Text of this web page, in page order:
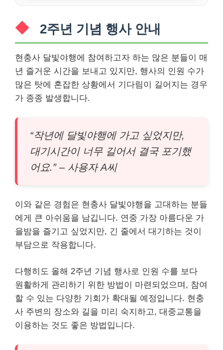
2주년 기념 행사 안내
현충사 달빛야행에 참여하고자 하는 많은 분들이 매
년 즐거운 시간을 보내고 있지만, 행사의 인원 수가
많은 탓에 혼잡한 상황에서 기다림이 길어지는 경우
가 종종 발생합니다.
“작년에 달빛야행에 가고 싶었지만,
대기시간이 너무 길어서 결국 포기했
어요.” – 사용자 A씨
이와 같은 경험은 현충사 달빛야행을 고대하는 분들
에게 큰 아쉬움을 남깁니다. 연중 가장 아름다운 가
을밤을 즐기고 싶었지만, 긴 줄에서 대기하는 것이
부담으로 작용합니다.
다행히도 올해 2주년 기념 행사로 인원 수를 보다
원활하게 관리하기 위한 방법이 마련되었으며, 참여
할 수 있는 다양한 기회가 확대될 예정입니다. 현충
사 주변의 장소와 길을 미리 숙지하고, 대중교통을
이용하는 것도 좋은 방법입니다.